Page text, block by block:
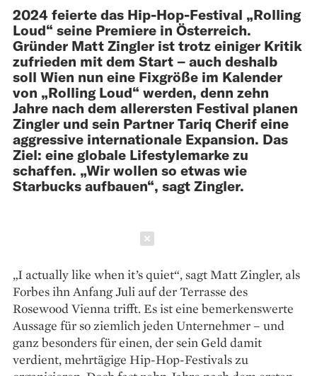
2024 feierte das Hip-Hop-Festival „Rolling
Loud“ seine Premiere in Österreich.
Gründer Matt Zingler ist trotz einiger Kritik
zufrieden mit dem Start – auch deshalb
soll Wien nun eine Fixgröße im Kalender
von „Rolling Loud“ werden, denn zehn
Jahre nach dem allerersten Festival planen
Zingler und sein Partner Tariq Cherif eine
aggressive internationale Expansion. Das
Ziel: eine globale Lifestylemarke zu
schaffen. „Wir wollen so etwas wie
Starbucks aufbauen“, sagt Zingler.
„I actually like when it’s quiet“, sagt Matt Zingler, als
Forbes ihn Anfang Juli auf der Terrasse des
Rosewood Vienna trifft. Es ist eine bemerkenswerte
Aussage für so ziemlich jeden Unternehmer – und
ganz besonders für einen, der sein Geld damit
verdient, mehrtägige Hip-Hop-Festivals zu